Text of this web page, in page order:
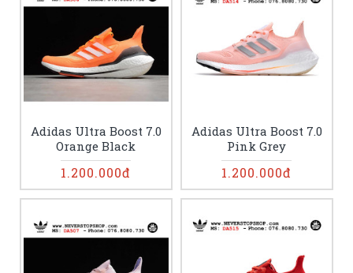
Adidas Ultra Boost 7.0
Orange Black
1.200.000đ
Adidas Ultra Boost 7.0
Pink Grey
1.200.000đ